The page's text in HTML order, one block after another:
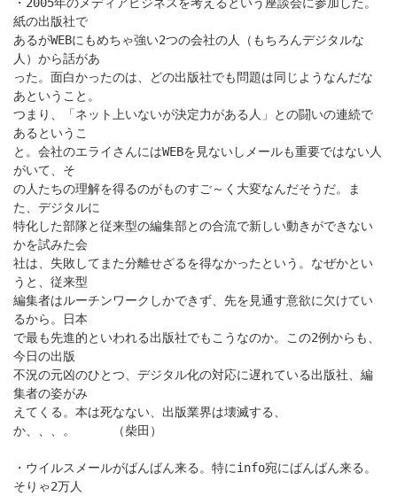
紙の出版社で
あるがWEBにもめちゃ強い2つの会社の人（もちろんデジタルな
人）から話があ
った。面白かったのは、どの出版社でも問題は同じようなんだな
あということ。
つまり、「ネット上いないが決定力がある人」との闘いの連続で
あるというこ
と。会社のエライさんにはWEBを見ないしメールも重要ではない人
がいて、そ
の人たちの理解を得るのがものすご～く大変なんだそうだ。ま
た、デジタルに
特化した部隊と従来型の編集部との合流で新しい動きができない
かを試みた会
社は、失敗してまた分離せざるを得なかったという。なぜかとい
うと、従来型
編集者はルーチンワークしかできず、先を見通す意欲に欠けてい
るから。日本
で最も先進的といわれる出版社でもこうなのか。この2例からも、
今日の出版
不況の元凶のひとつ、デジタル化の対応に遅れている出版社、編
集者の姿がみ
えてくる。本は死なない、出版業界は壊滅する、
か、、、。 （柴田）
・ウイルスメールがばんばん来る。特にinfo宛にばんばん来る。
そりゃ2万人